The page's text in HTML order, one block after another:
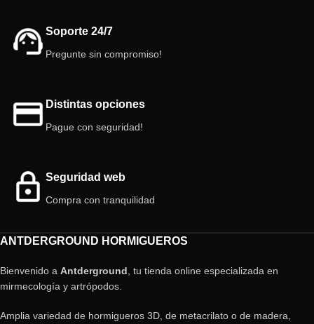
Soporte 24/7
Pregunte sin compromiso!
Distintas opciones
Pague con seguridad!
Seguridad web
Compra con tranquilidad
ANTDERGROUND HORMIGUEROS
Bienvenido a Antderground , tu tienda online especializada en
mirmecología y artrópodos.
Amplia variedad de hormigueros 3D, de metacrilato o de madera,